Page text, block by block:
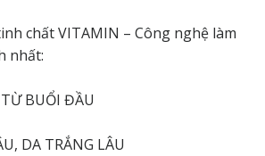
chất VITAMIN – Công nghệ làm
nhất:
BUỔI ĐẦU
DA TRẮNG LÂU